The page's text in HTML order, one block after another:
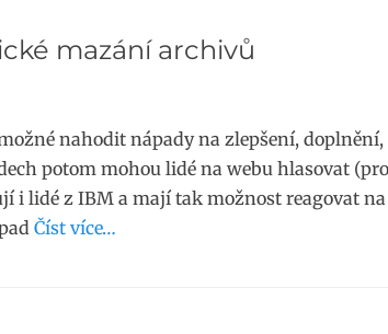
mazání archivů
možné nahodit nápady na zlepšení,
potom mohou lidé na webu hlasovat
i lidé z IBM a mají tak možnost reagovat
Číst více…